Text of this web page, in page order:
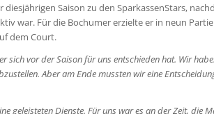
diesjährigen Saison zu den SparkassenStars,
war. Für die Bochumer erzielte er in neun
dem Court.
sich vor der Saison für uns entschieden hat. Wir
Aber am Ende mussten wir eine
geleisteten Dienste. Für uns war es an der Zeit, die